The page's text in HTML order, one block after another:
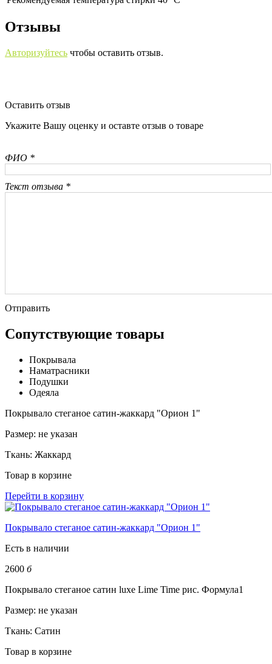
Отзывы
Авторизуйтесь чтобы оставить отзыв.
Оставить отзыв
Укажите Вашу оценку и оставте отзыв о товаре
ФИО *
Текст отзыва *
Отправить
Сопутствующие товары
Покрывала
Наматрасники
Подушки
Одеяла
Покрывало стеганое сатин-жаккард "Орион 1"
Размер: не указан
Ткань: Жаккард
Товар в корзине
Перейти в корзину
Покрывало стеганое сатин-жаккард "Орион 1"
Есть в наличии
2600 б
Покрывало стеганое сатин luxe Lime Time рис. Формула1
Размер: не указан
Ткань: Сатин
Товар в корзине